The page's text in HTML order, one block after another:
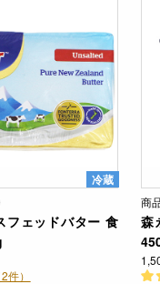
冷蔵
フェッドバター 食
2件）
商
森